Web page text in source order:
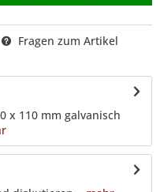
Fragen zum Artikel
x 110 mm galvanisch